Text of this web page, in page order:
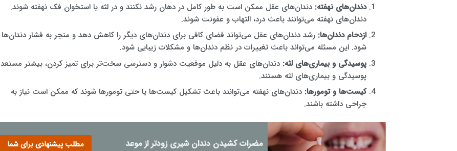
دندان‌های نهفته: دندان‌های عقل ممکن است به طور کامل در دهان رشد نکنند و در لثه یا استخوان فک نهفته شوند.
دندان‌های نهفته می‌توانند باعث درد، التهاب و عفونت شوند.
ازدحام دندان‌ها: رشد دندان‌های عقل می‌تواند فضای کافی برای دندان‌های دیگر را کاهش دهد و منجر به فشار دندان‌ها
شود. این مسئله می‌تواند باعث تغییرات در نظم دندان‌ها و مشکلات زیبایی شود.
پوسیدگی و بیماری‌های لثه: دندان‌های عقل به دلیل موقعیت دشوار و دسترسی سخت‌تر برای تمیز کردن، بیشتر مستعد
پوسیدگی و بیماری‌های لثه هستند.
کیست‌ها و تومورها: دندان‌های نهفته می‌توانند باعث تشکیل کیست‌ها یا حتی تومورها شوند که ممکن است نیاز به
جراحی داشته باشند.
مضرات کشیدن دندان شیری زودتر از موعد مطلب پیشنهادی برای شما